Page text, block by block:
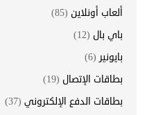
ألعاب أونلاين (85)
باي بال (12)
بايونير (6)
بطاقات الإتصال (19)
بطاقات الدفع الإلكتروني (37)